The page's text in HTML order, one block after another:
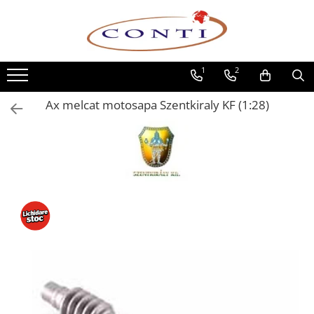
Toate Produsele
Casa si Gradina
Utilaje pentru gradina si accesorii
Atomizoare si Pulverizatoare
Fierastraie pentru busteni
Masini de tuns iarba si accesorii
Motocoase si accesorii
Motoburghie
Masini de batut stalpi
1 2
Ax melcat motosapa Szentkiraly KF (1:28)